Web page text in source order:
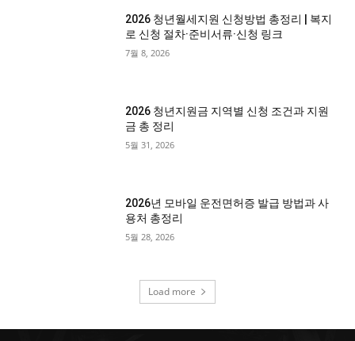
2026 청년월세지원 신청방법 총정리 | 복지
로 신청 절차·준비서류·신청 링크
7월 8, 2026
2026 청년지원금 지역별 신청 조건과 지원
금 총 정리
5월 31, 2026
2026년 모바일 운전면허증 발급 방법과 사
용처 총정리
5월 28, 2026
Load more